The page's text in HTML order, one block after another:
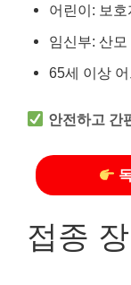
어린이: 보
임신부: 산
65세 이상
안전하고 간
접종